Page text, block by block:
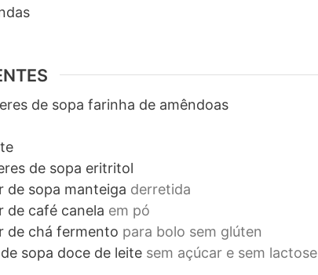
de sopa farinha de amêndoas
de sopa eritritol
de sopa manteiga derretida
de café canela em pó
de chá fermento para bolo sem glúten
sopa doce de leite sem açúcar e sem lactose